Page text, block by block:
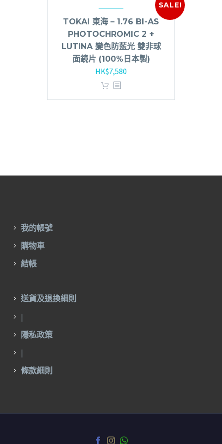
SALE!
TOKAI 東海 – 1.76 BI-AS
PHOTOCHROMIC 2 +
LUTINA 變色防藍光 雙非球
面鏡片 (100%日本製)
HK$7,580
我的帳號
購物車
結帳
送貨及退換細則
|
隱私政策
|
條款細則